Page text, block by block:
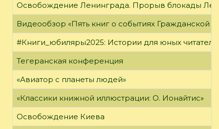
Освобождение Ленинграда. Прорыв блокады
Видеообзор «Пять книг о событиях Гражданской
#Книги_юбиляры2025: Истории для юных
Тегеранская конференция
«Авиатор с планеты людей»
«Классики книжной иллюстрации: О. Ионайтис»
Освобождение Киева